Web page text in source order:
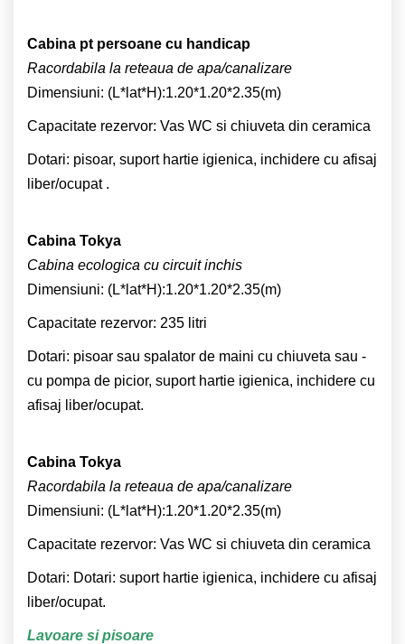
Cabina pt persoane cu handicap
Racordabila la reteaua de apa/canalizare
Dimensiuni: (L*lat*H):1.20*1.20*2.35(m)
Capacitate rezervor: Vas WC si chiuveta din ceramica
Dotari: pisoar, suport hartie igienica, inchidere cu afisaj
liber/ocupat .
Cabina Tokya
Cabina ecologica cu circuit inchis
Dimensiuni: (L*lat*H):1.20*1.20*2.35(m)
Capacitate rezervor: 235 litri
Dotari: pisoar sau spalator de maini cu chiuveta sau -
cu pompa de picior, suport hartie igienica, inchidere cu
afisaj liber/ocupat.
Cabina Tokya
Racordabila la reteaua de apa/canalizare
Dimensiuni: (L*lat*H):1.20*1.20*2.35(m)
Capacitate rezervor: Vas WC si chiuveta din ceramica
Dotari: Dotari: suport hartie igienica, inchidere cu afisaj
liber/ocupat.
Lavoare si pisoare